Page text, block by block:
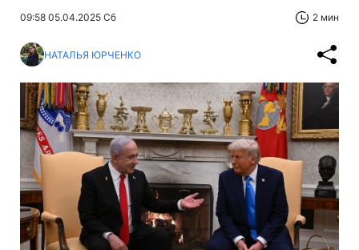
09:58 05.04.2025 Сб 2 мин
НАТАЛЬЯ ЮРЧЕНКО